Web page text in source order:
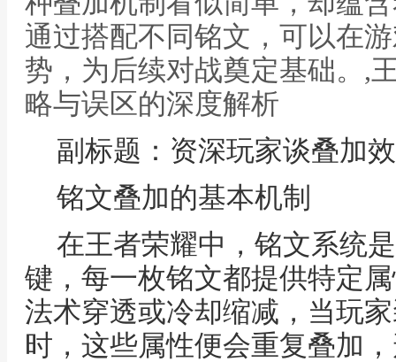
通过搭配不同铭文，可以在
势，为后续对战奠定基础。,
略与误区的深度解析
副标题：资深玩家谈叠加
铭文叠加的基本机制
在王者荣耀中，铭文系统
键，每一枚铭文都提供特定
法术穿透或冷却缩减，当玩
时，这些属性便会重复叠加